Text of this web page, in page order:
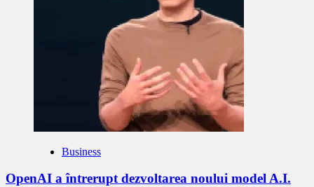
Business
OpenAI a întrerupt dezvoltarea noului model A.I.